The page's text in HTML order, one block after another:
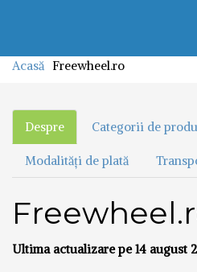
Acasă Freewheel.ro
Despre Categorii de
Modalități de plată
Ultima actualizare pe 14 august